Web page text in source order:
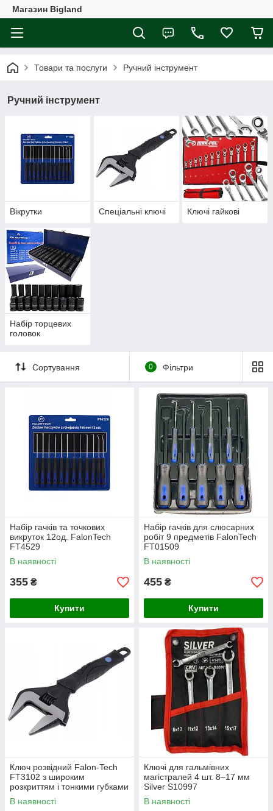
Магазин Bigland
Товари та послуги Ручний інструмент
Ручний інструмент
Вікрутки Спеціальні ключі Ключі гайкові
Набір торцевих
головок
Сортування 0 Фільтри
Набір гачків та точкових
викруток 12од. FalonTech
FT4529
В наявності
355 ₴
Купити
Набір гачків для слюсарних
робіт 9 предметів FalonTech
FT01509
В наявності
455 ₴
Купити
Ключ розвідний Falon-Tech
FT3102 з широким
розкриттям і тонкими губками
8" (0–39 мм)
В наявності
Ключі для гальмівних
магістралей 4 шт. 8–17 мм
Silver S10997
В наявності